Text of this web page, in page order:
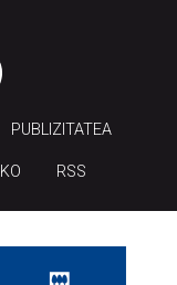
PUBLIZITATEA
RSS